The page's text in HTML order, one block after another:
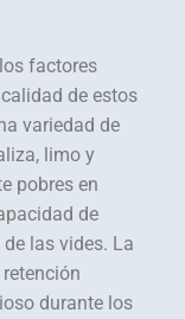
factores
de estos
variedad de
limo y
pobres en
de
las vides. La
durante los